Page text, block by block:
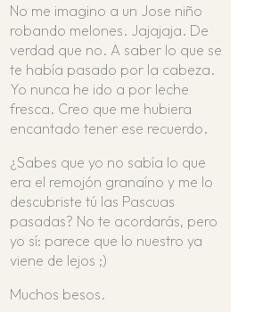
No me imagino a un Jose niño
robando melones. Jajajaja. De
verdad que no. A saber lo que se
te había pasado por la cabeza.
Yo nunca he ido a por leche
fresca. Creo que me hubiera
encantado tener ese recuerdo.
¿Sabes que yo no sabía lo que
era el remojón granaíno y me lo
descubriste tú las Pascuas
pasadas? No te acordarás, pero
yo sí: parece que lo nuestro ya
viene de lejos ;)
Muchos besos.